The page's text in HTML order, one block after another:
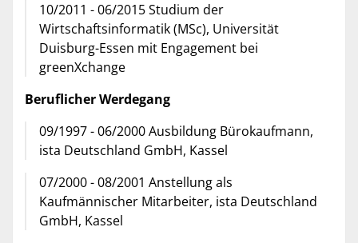
10/2011 - 06/2015 Studium der
Wirtschaftsinformatik (MSc), Universität
Duisburg-Essen mit Engagement bei
greenXchange
Beruflicher Werdegang
09/1997 - 06/2000 Ausbildung Bürokaufmann,
ista Deutschland GmbH, Kassel
07/2000 - 08/2001 Anstellung als
Kaufmännischer Mitarbeiter, ista Deutschland
GmbH, Kassel